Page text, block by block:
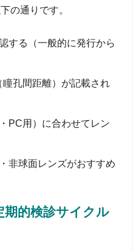
の通りです。
する（一般的に発行から
孔間距離）が記載され
PC用）に合わせてレン
非球面レンズがおすすめ
期的検診サイクル